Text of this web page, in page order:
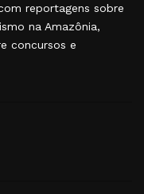
reportagens sobre
na Amazônia,
concursos e